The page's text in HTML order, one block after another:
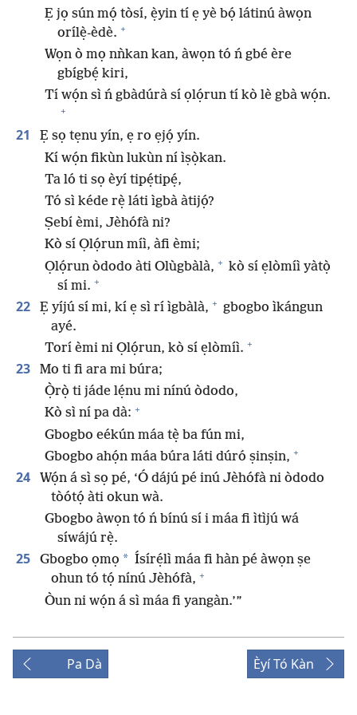
Ẹ jọ sún mọ́ tòsí, ẹ̀yin tí ẹ yè bọ́ látinú àwọn
orílẹ̀-èdè. +
Wọn ò mọ nǹkan kan, àwọn tó ń gbé ère
gbígbẹ́ kiri,
Tí wọ́n sì ń gbàdúrà sí ọlọ́run tí kò lè gbà wọ́n.
+
21
Ẹ sọ tẹnu yín, ẹ ro ẹjọ́ yín.
Kí wọ́n fikùn lukùn ní ìṣọ̀kan.
Ta ló ti sọ èyí tipẹ́tipẹ́,
Tó sì kéde rẹ̀ láti ìgbà àtijọ́?
Ṣebí èmi, Jèhófà ni?
Kò sí Ọlọ́run míì, àfi èmi;
Ọlọ́run òdodo àti Olùgbàlà, + kò sí ẹlòmíì yàtọ̀
sí mi. +
22 Ẹ yíjú sí mi, kí ẹ sì rí ìgbàlà, + gbogbo ìkángun
ayé.
Torí èmi ni Ọlọ́run, kò sí ẹlòmíì. +
23
Mo ti fi ara mi búra;
Ọ̀rọ̀ ti jáde lẹ́nu mi nínú òdodo,
Kò sì ní pa dà: +
Gbogbo eékún máa tẹ̀ ba fún mi,
Gbogbo ahọ́n máa búra láti dúró ṣinṣin, +
24
Wọ́n á sì sọ pé, ‘Ó dájú pé inú Jèhófà ni òdodo
tòótọ́ àti okun wà.
Gbogbo àwọn tó ń bínú sí i máa fi ìtìjú wá
síwájú rẹ̀.
25 Gbogbo ọmọ * Ísírẹ́lì máa fi hàn pé àwọn ṣe
ohun tó tọ́ nínú Jèhófà, +
Òun ni wọ́n á sì máa fi yangàn.’”
Pa Dà Èyí Tó Kàn